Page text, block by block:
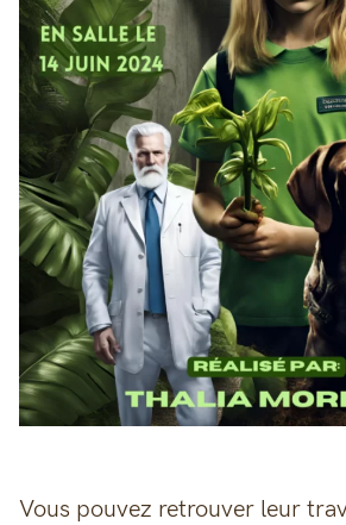
Vous pouvez retrouver leur